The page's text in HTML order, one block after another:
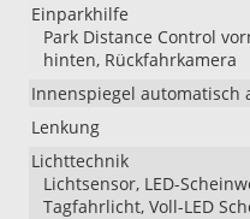
Einparkhilfe
Park Distance Control
hinten, Rückfahrkamera
Innenspiegel automatisch
Lenkung
Lichttechnik
Lichtsensor, LED-
Tagfahrlicht, Voll-LED